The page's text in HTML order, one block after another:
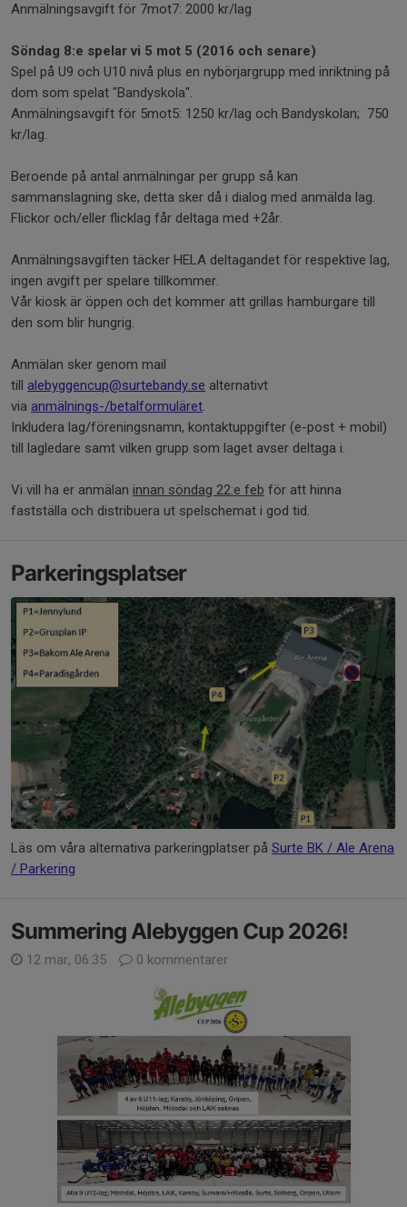
Anmälningsavgift för 7mot7: 2000 kr/lag
Söndag 8:e spelar vi 5 mot 5 (2016 och senare)
Spel på U9 och U10 nivå plus en nybörjargrupp med inriktning på
dom som spelat "Bandyskola".
Anmälningsavgift för 5mot5: 1250 kr/lag och Bandyskolan; 750
kr/lag.
Beroende på antal anmälningar per grupp så kan
sammanslagning ske, detta sker då i dialog med anmälda lag.
Flickor och/eller flicklag får deltaga med +2år.
Anmälningsavgiften täcker HELA deltagandet för respektive lag,
ingen avgift per spelare tillkommer.
Vår kiosk är öppen och det kommer att grillas hamburgare till
den som blir hungrig.
Anmälan sker genom mail
till alebyggencup@surtebandy.se alternativt
via anmälnings-/betalformuläret.
Inkludera lag/föreningsnamn, kontaktuppgifter (e-post + mobil)
till lagledare samt vilken grupp som laget avser deltaga i.
Vi vill ha er anmälan innan söndag 22:e feb för att hinna
fastställa och distribuera ut spelschemat i god tid.
Parkeringsplatser
Läs om våra alternativa parkeringplatser på Surte BK / Ale Arena
/ Parkering
Summering Alebyggen Cup 2026!
12 mar, 06:35 0 kommentarer